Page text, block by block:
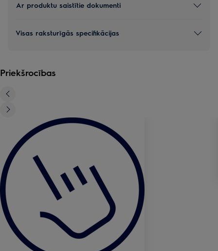
Ar produktu saistītie dokumenti
Visas raksturīgās specifikācijas
Priekšrocības